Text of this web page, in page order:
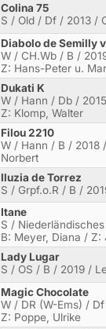
Colina 75
S / Old / Df / 2013 /
Diabolo de Semilly
W / CH.Wb / B /
Z: Hans-Peter u.
Dukati K
W / Hann / Db /
Z: Klomp, Walter
Filou 2210
W / Hann / B / 2018
Norbert
Iluzia de Torrez
S / Grpf.o.R / B /
Itane
S /
B: Meyer, Diana / Z:
Lady Lugar
S / OS / B / 2019 /
Magic Chocolate
W / DR (W-Ems) /
Z: Poppe, Ulrike